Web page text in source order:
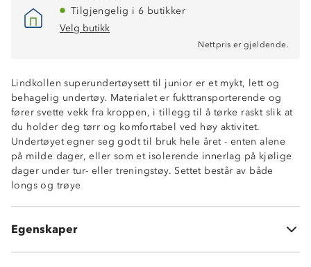
Tilgjengelig i 6 butikker
Velg butikk
Nettpris er gjeldende.
Lindkollen superundertøysett til junior er et mykt, lett og
behagelig undertøy. Materialet er fukttransporterende og
fører svette vekk fra kroppen, i tillegg til å tørke raskt slik at
du holder deg tørr og komfortabel ved høy aktivitet.
Undertøyet egner seg godt til bruk hele året - enten alene
på milde dager, eller som et isolerende innerlag på kjølige
dager under tur- eller treningstøy. Settet består av både
longs og trøye
Egenskaper
Ventilerende
Lettvekt
Fukttransporterende
Hurtigtørkende
Longs og trøye